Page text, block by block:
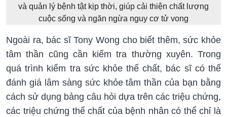
và quản lý bệnh tật kịp thời, giúp cải thiện chất lượng
cuộc sống và ngăn ngừa nguy cơ tử vong
Ngoài ra, bác sĩ Tony Wong cho biết thêm, sức khỏe
tâm thần cũng cần kiểm tra thường xuyên. Trong
quá trình kiểm tra sức khỏe thể chất, bác sĩ có thể
đánh giá lâm sàng sức khỏe tâm thần của bạn bằng
cách sử dụng bảng câu hỏi dựa trên các triệu chứng,
các triệu chứng thể chất của bệnh nhân có thể chỉ là